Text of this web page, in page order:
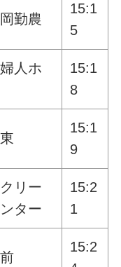
勤農
15:1
5
人ホ
15:1
8
15:1
9
リー
ター
15:2
1
15:2